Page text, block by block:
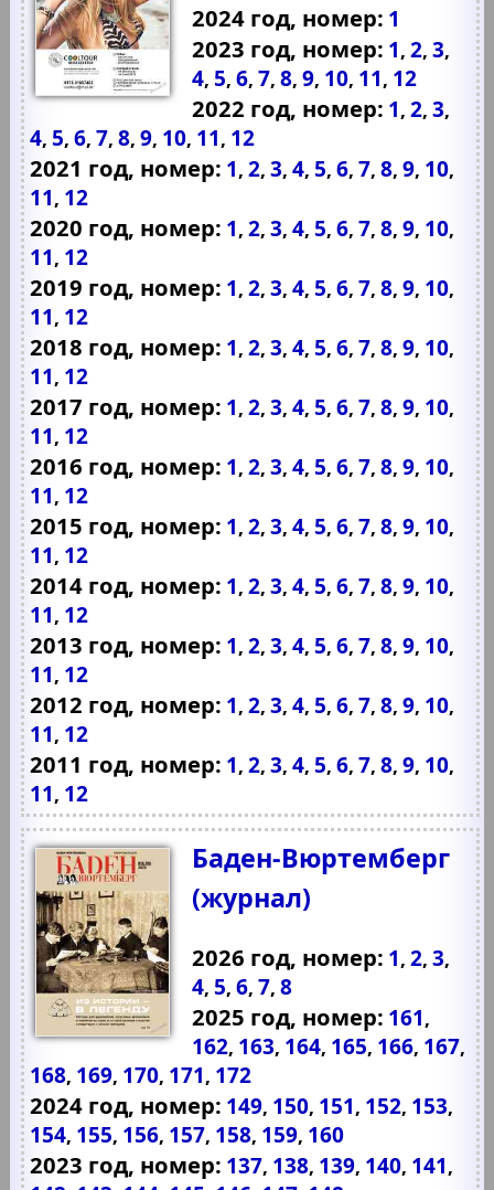
2024 год, номер: 1
2023 год, номер: 1,2,3,
4, 5,6,7,8,9, 10, 11, 12
2022 год, номер: 1,2,3,
4, 5,6,7,8,9, 10, 11, 12
2021 год, номер: 1,2,3,4, 5,6,7,8,9, 10,
11, 12
2020 год, номер: 1,2,3,4, 5,6,7,8,9, 10,
11, 12
2019 год, номер: 1,2,3,4, 5,6,7,8,9, 10,
11, 12
2018 год, номер: 1,2,3,4, 5,6,7,8,9, 10,
11, 12
2017 год, номер: 1,2,3,4, 5,6,7,8,9, 10,
11, 12
2016 год, номер: 1,2,3,4, 5,6,7,8,9, 10,
11, 12
2015 год, номер: 1,2,3,4, 5,6,7,8,9, 10,
11, 12
2014 год, номер: 1,2,3,4, 5,6,7,8,9, 10,
11, 12
2013 год, номер: 1,2,3,4, 5,6,7,8,9, 10,
11, 12
2012 год, номер: 1,2,3,4, 5,6,7,8,9, 10,
11, 12
2011 год, номер: 1,2,3,4, 5,6,7,8,9, 10,
11, 12
Баден-Вюртемберг
(журнал)
2026 год, номер: 1,2,3,
4, 5,6,7,8
2025 год, номер: 161,
162, 163, 164, 165, 166, 167,
168, 169, 170, 171, 172
2024 год, номер: 149, 150, 151, 152, 153,
154, 155, 156, 157, 158, 159, 160
2023 год, номер: 137, 138, 139, 140, 141,